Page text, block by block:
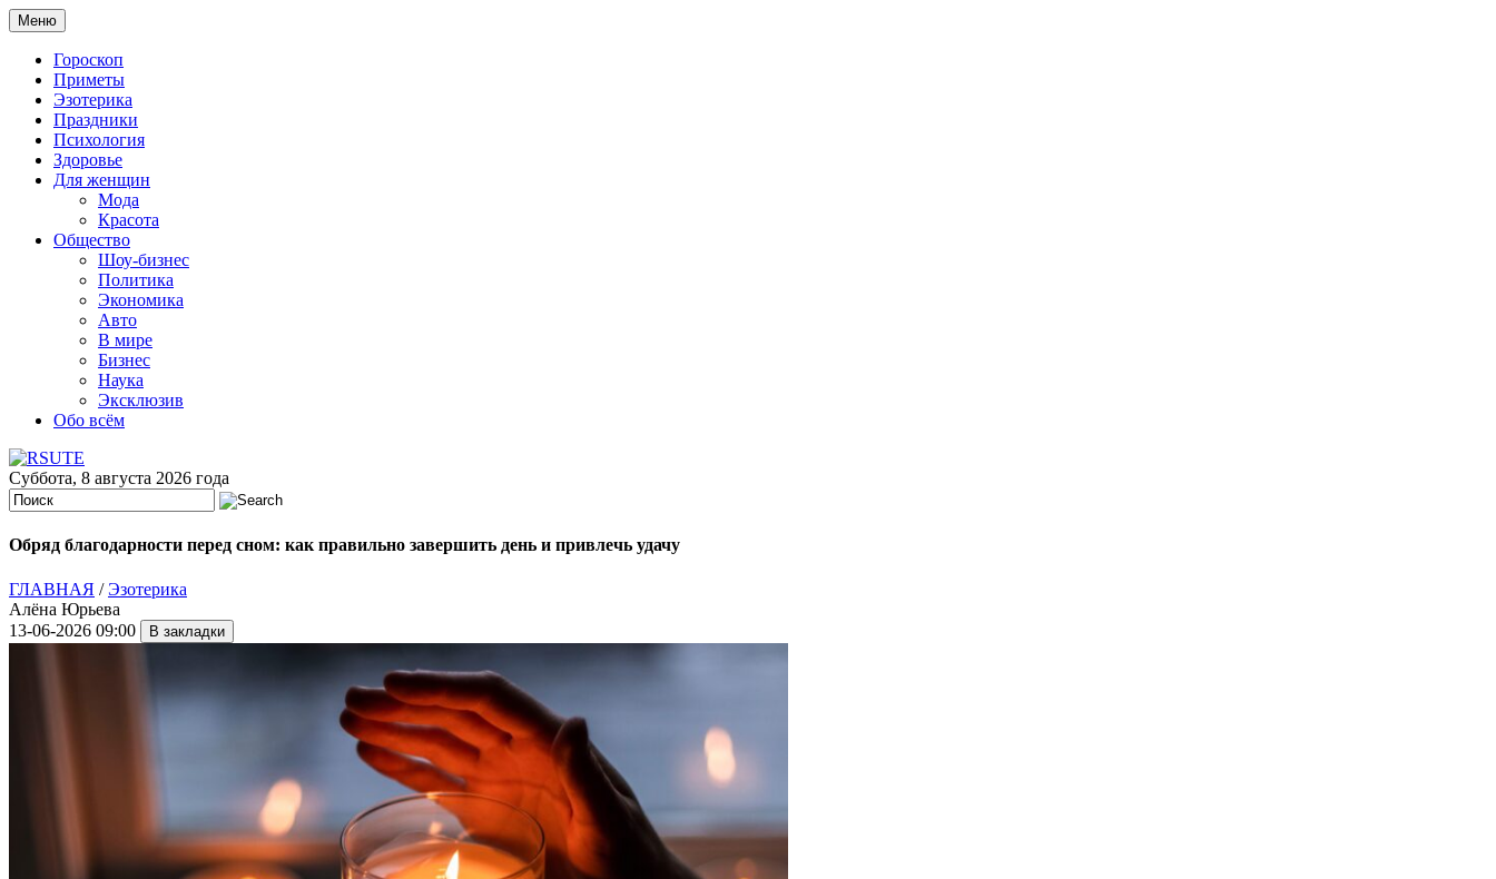
Меню
Гороскоп
Приметы
Эзотерика
Праздники
Психология
Здоровье
Для женщин
Мода
Красота
Общество
Шоу-бизнес
Политика
Экономика
Авто
В мире
Бизнес
Наука
Эксклюзив
Обо всём
Суббота, 8 августа 2026 года
Обряд благодарности перед сном: как правильно завершить день и привлечь удачу
ГЛАВНАЯ /Эзотерика
Алёна Юрьева
13-06-2026 09:00